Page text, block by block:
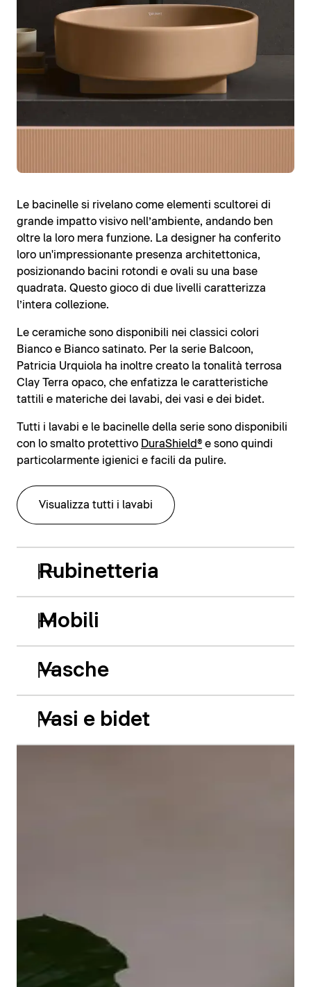
Le bacinelle si rivelano come elementi scultorei di
grande impatto visivo nell’ambiente, andando ben
oltre la loro mera funzione. La designer ha conferito
loro un'impressionante presenza architettonica,
posizionando bacini rotondi e ovali su una base
quadrata. Questo gioco di due livelli caratterizza
l’intera collezione.
Le ceramiche sono disponibili nei classici colori
Bianco e Bianco satinato. Per la serie Balcoon,
Patricia Urquiola ha inoltre creato la tonalità terrosa
Clay Terra opaco, che enfatizza le caratteristiche
tattili e materiche dei lavabi, dei vasi e dei bidet.
Tutti i lavabi e le bacinelle della serie sono disponibili
con lo smalto protettivo DuraShield® e sono quindi
particolarmente igienici e facili da pulire.
Visualizza tutti i lavabi
Rubinetteria
Mobili
Vasche
Le vasche da incasso in acrilico Balcoon riprendono
abilmente il gioco di due livelli e presentano due
caratteristiche estetiche di grande impatto: il bordo
Vasi e bidet